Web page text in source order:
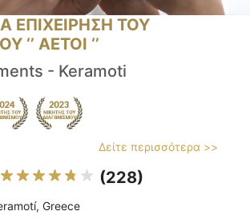
ΕΠΙΧΕΙΡΗΣΗ ΤΟΥ
‘’ ΑΕΤΟΙ ‘’
- Keramoti
Δείτε περισσότερα >>
(228)
Greece